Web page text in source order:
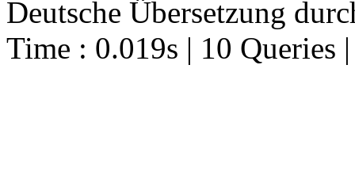
Deutsche Übersetzung
Time : 0.019s | 10 Queries